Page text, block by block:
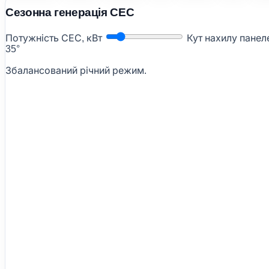
Сезонна генерація СЕС
Потужність СЕС, кВт
Кут нахилу
35°
Збалансований річний режим.